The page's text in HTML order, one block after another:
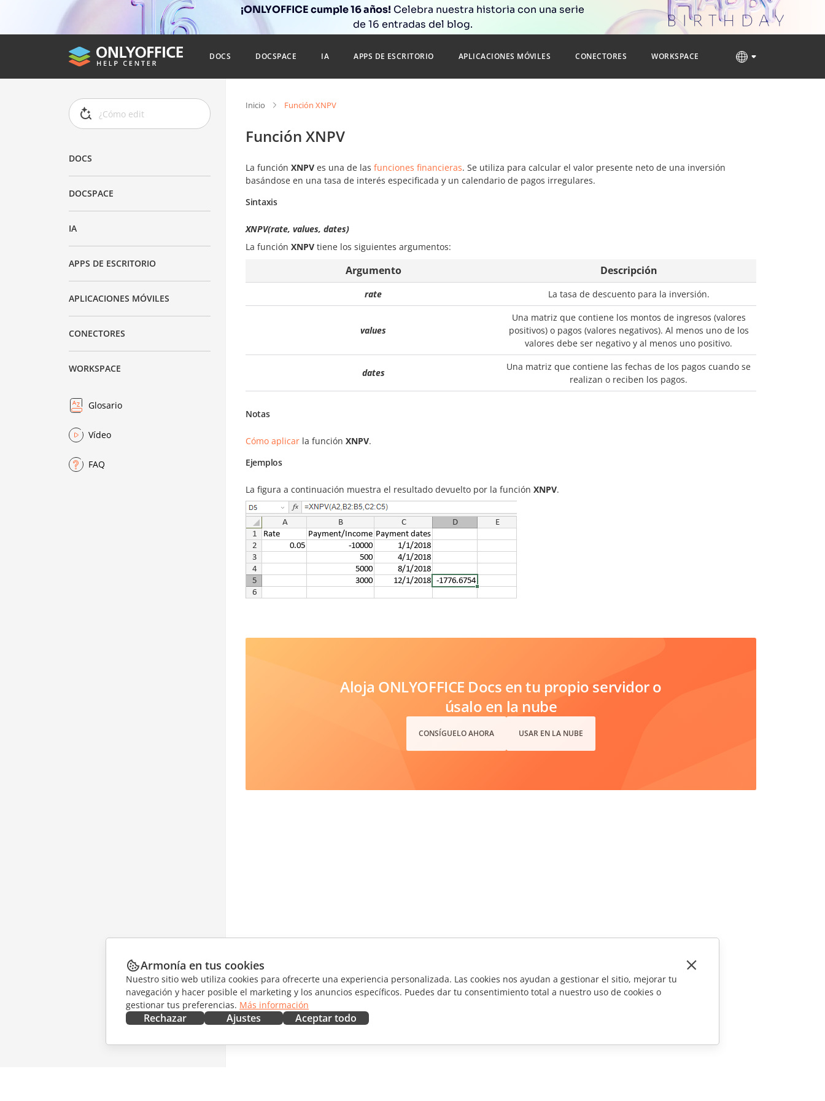
¡ONLYOFFICE cumple 16 años! Celebra nuestra historia con una serie
de 16 entradas del blog.
DOCS DOCSPACE IA APPS DE ESCRITORIO APLICACIONES MÓVILES CONECTORES WORKSPACE
DOCS
DOCSPACE
IA
APPS DE ESCRITORIO
APLICACIONES MÓVILES
CONECTORES
WORKSPACE
Glosario
Vídeo
FAQ
Inicio Función XNPV
Función XNPV
La función XNPV es una de las funciones financieras. Se utiliza para calcular el valor presente neto de una inversión
basándose en una tasa de interés especificada y un calendario de pagos irregulares.
Sintaxis
XNPV(rate, values, dates)
La función XNPV tiene los siguientes argumentos:
Argumento Descripción
rate La tasa de descuento para la inversión.
values
Una matriz que contiene los montos de ingresos (valores
positivos) o pagos (valores negativos). Al menos uno de los
valores debe ser negativo y al menos uno positivo.
dates
Una matriz que contiene las fechas de los pagos cuando se
realizan o reciben los pagos.
Notas
Cómo aplicar la función XNPV.
Ejemplos
La figura a continuación muestra el resultado devuelto por la función XNPV.
Aloja ONLYOFFICE Docs en tu propio servidor o
úsalo en la nube
CONSÍGUELO AHORA USAR EN LA NUBE
Armonía en tus cookies
Nuestro sitio web utiliza cookies para ofrecerte una experiencia personalizada. Las cookies nos ayudan a gestionar el sitio, mejorar tu
navegación y hacer posible el marketing y los anuncios específicos. Puedes dar tu consentimiento total a nuestro uso de cookies o
gestionar tus preferencias. Más información
Rechazar Ajustes Aceptar todo